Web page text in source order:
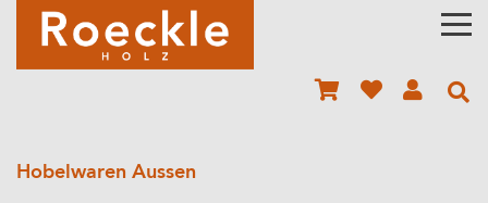
Hobelwaren Aussen